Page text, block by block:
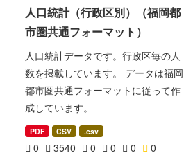
人口統計（行政区別）（福岡都
市圏共通フォーマット）
人口統計データです。行政区毎の人
数を掲載しています。 データは福岡
都市圏共通フォーマットに従って作
成しています。
PDF CSV .csv
0 3540 0 0 0 0